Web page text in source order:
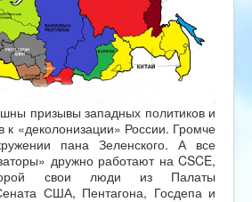
призывы западных политиков и
к «деколонизации» России. Громче
пана Зеленского. А все
дружно работают на CSCE,
свои люди из Палаты
США, Пентагона, Госдепа и